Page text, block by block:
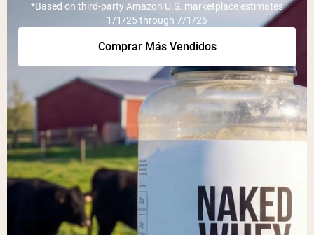
”Overnight Oats“
”Vegan protein“
*Based on third-party Amazon U.S. marketplace estimates
1/1/25 through 7/1/26
Comprar Más Vendidos